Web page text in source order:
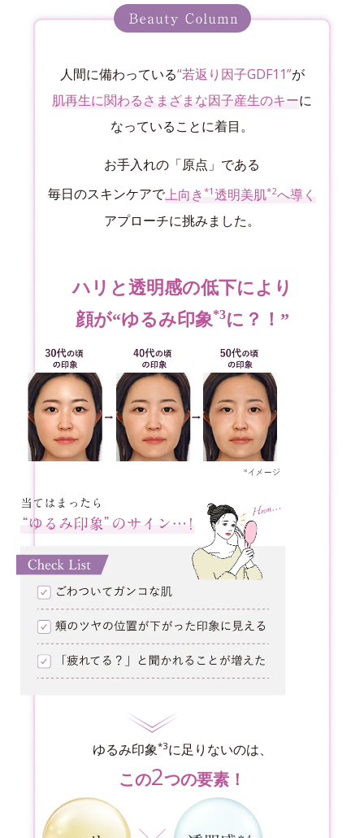
人間に備わっている“若返り因子GDF11”が
肌再生に関わるさまざまな因子産生のキーに
なっていることに着目。
お手入れの「原点」である
毎日のスキンケアで上向き *1 透明美肌*2へ導く
アプローチに挑みました。
ハリと透明感の低下により
顔が“ゆるみ印象*3に？！”
ゆるみ印象*3に足りないのは、
この2つの要素！